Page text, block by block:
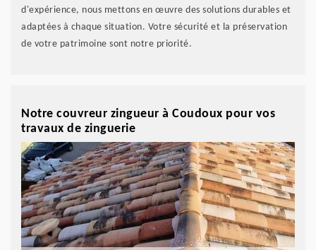
d'expérience, nous mettons en œuvre des solutions durables et
adaptées à chaque situation. Votre sécurité et la préservation
de votre patrimoine sont notre priorité.
Notre couvreur zingueur à Coudoux pour vos
travaux de zinguerie